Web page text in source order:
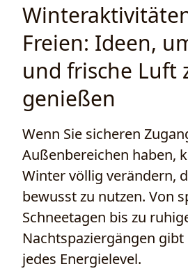
Freien: Ideen,
und frische Luft
genießen
Wenn Sie sicheren
Außenbereichen haben,
Winter völlig verändern,
bewusst zu nutzen. Von
Schneetagen bis zu
Nachtspaziergängen
jedes Energielevel.